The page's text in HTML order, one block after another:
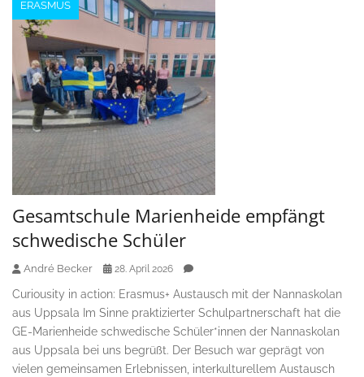
ERASMUS
Gesamtschule Marienheide empfängt
schwedische Schüler
André Becker 28. April 2026
Curiousity in action: Erasmus+ Austausch mit der Nannaskolan
aus Uppsala Im Sinne praktizierter Schulpartnerschaft hat die
GE-Marienheide schwedische Schüler*innen der Nannaskolan
aus Uppsala bei uns begrüßt. Der Besuch war geprägt von
vielen gemeinsamen Erlebnissen, interkulturellem Austausch